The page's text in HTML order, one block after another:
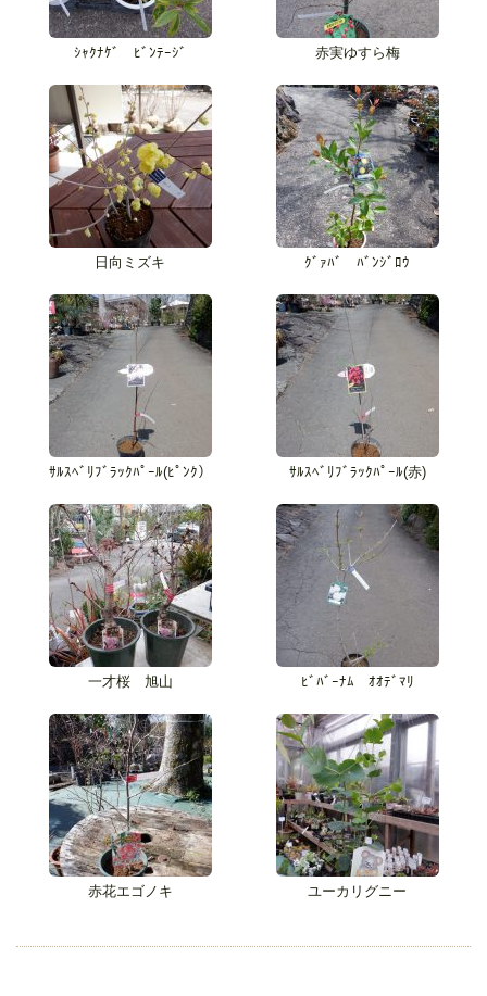
ｼｬｸﾅｹﾞ ﾋﾞﾝﾃｰｼﾞ 赤実ゆすら梅
日向ミズキ ｸﾞｧﾊﾞ ﾊﾞﾝｼﾞﾛｳ
ｻﾙｽﾍﾞﾘﾌﾞﾗｯｸﾊﾟｰﾙ(ﾋﾟﾝｸ） ｻﾙｽﾍﾞﾘﾌﾞﾗｯｸﾊﾟｰﾙ(赤)
一才桜 旭山 ﾋﾞﾊﾞｰﾅﾑ ｵｵﾃﾞﾏﾘ
赤花エゴノキ ユーカリグニー